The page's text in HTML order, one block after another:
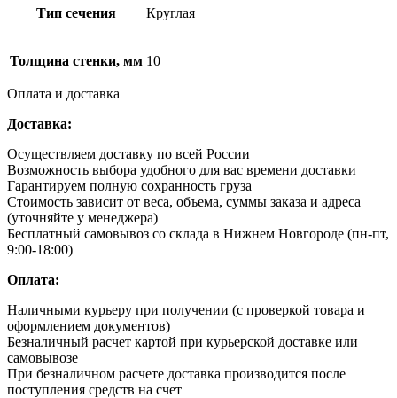
Тип сечения Круглая
Толщина стенки, мм 10
Оплата и доставка
Доставка:
Осуществляем доставку по всей России
Возможность выбора удобного для вас времени доставки
Гарантируем полную сохранность груза
Стоимость зависит от веса, объема, суммы заказа и адреса
(уточняйте у менеджера)
Бесплатный самовывоз со склада в Нижнем Новгороде (пн-пт,
9:00-18:00)
Оплата:
Наличными курьеру при получении (с проверкой товара и
оформлением документов)
Безналичный расчет картой при курьерской доставке или
самовывозе
При безналичном расчете доставка производится после
поступления средств на счет